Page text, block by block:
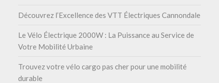
Découvrez l’Excellence des VTT Électriques Cannondale
Le Vélo Électrique 2000W : La Puissance au Service de
Votre Mobilité Urbaine
Trouvez votre vélo cargo pas cher pour une mobilité
durable